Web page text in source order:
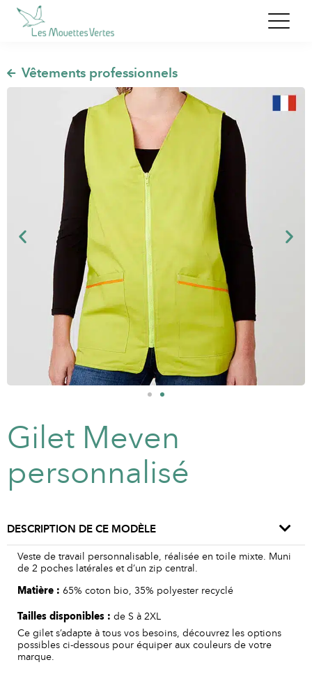
,
Vêtements professionnels
Gilet Meven
personnalisé
DESCRIPTION DE CE MODÈLE
Veste de travail personnalisable, réalisée en toile mixte. Muni
de 2 poches latérales et d’un zip central.
Matière : 65% coton bio, 35% polyester recyclé
Tailles disponibles : de S à 2XL
Ce gilet s’adapte à tous vos besoins, découvrez les options
possibles ci-dessous pour équiper aux couleurs de votre
marque.